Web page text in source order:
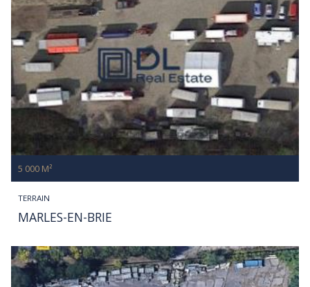
TERRAIN
MARLES-EN-BRIE
5 000 M²